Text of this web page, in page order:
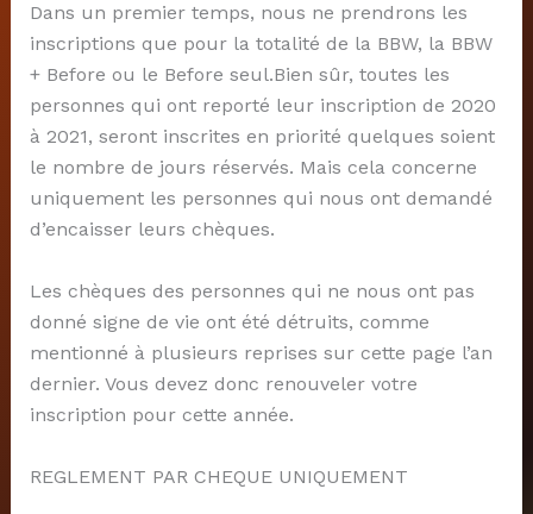
Dans un premier temps, nous ne prendrons les
inscriptions que pour la totalité de la BBW, la BBW
+ Before ou le Before seul.Bien sûr, toutes les
personnes qui ont reporté leur inscription de 2020
à 2021, seront inscrites en priorité quelques soient
le nombre de jours réservés. Mais cela concerne
uniquement les personnes qui nous ont demandé
d’encaisser leurs chèques.
Les chèques des personnes qui ne nous ont pas
donné signe de vie ont été détruits, comme
mentionné à plusieurs reprises sur cette page l’an
dernier. Vous devez donc renouveler votre
inscription pour cette année.
REGLEMENT PAR CHEQUE UNIQUEMENT